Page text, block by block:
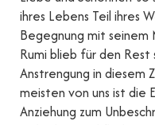
ihres Lebens Teil ihres
Begegnung mit seinem
Rumi blieb für den
Anstrengung in diesem
meisten von uns ist die
Anziehung zum